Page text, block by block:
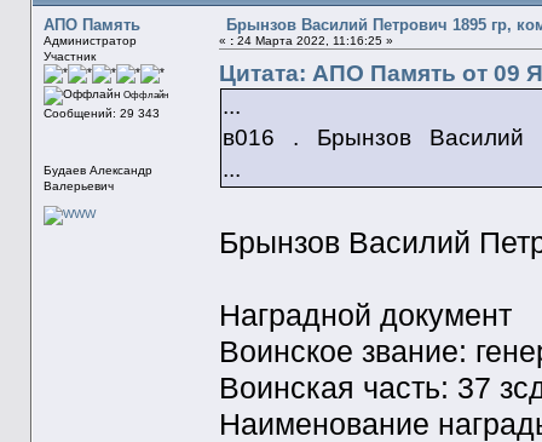
АПО Память
Администратор
Участник
Оффлайн
Сообщений: 29 343
Будаев Александр
Валерьевич
Брынзов Василий Петрович 1895 гр,
« :24 Марта 2022, 11:16:25 »
Цитата: АПО Память от 09
...
в016 . Брынзов
...
Брынзов Василий
Наградной документ
Воинское звание:
Воинская часть: 37
Наименование